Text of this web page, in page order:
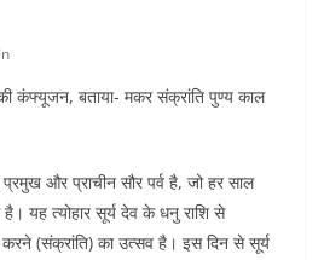
कंफ्यूजन, बताया- मकर संक्रांति पुण्य काल
और प्राचीन सौर पर्व है, जो हर साल
यह त्योहार सूर्य देव के धनु राशि से
(संक्रांति) का उत्सव है। इस दिन से सूर्य